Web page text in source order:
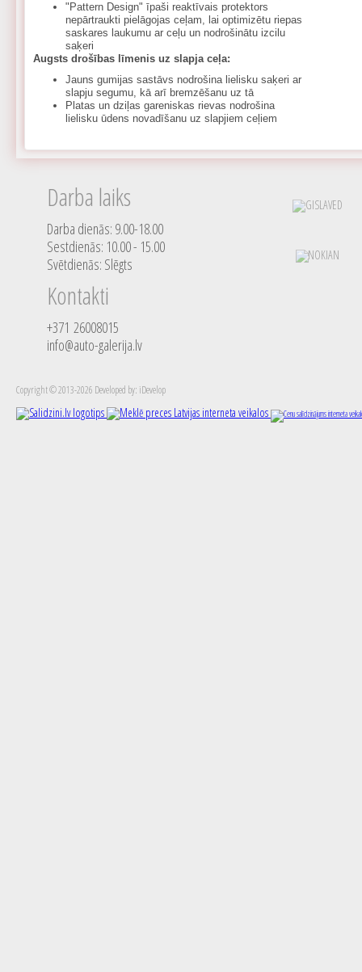
"Pattern Design" īpaši reaktīvais protektors
nepārtraukti pielāgojas ceļam, lai optimizētu riepas
saskares laukumu ar ceļu un nodrošinātu izcilu
saķeri
Augsts drošības līmenis uz slapja ceļa:
Jauns gumijas sastāvs nodrošina lielisku saķeri ar
slapju segumu, kā arī bremzēšanu uz tā
Platas un dziļas gareniskas rievas nodrošina
lielisku ūdens novadīšanu uz slapjiem ceļiem
Darba laiks
Darba dienās: 9.00-18.00
Sestdienās: 10.00 - 15.00
Svētdienās: Slēgts
Kontakti
+371 26008015
info@auto-galerija.lv
Copyright © 2013-2026 Developed by: iDevelop